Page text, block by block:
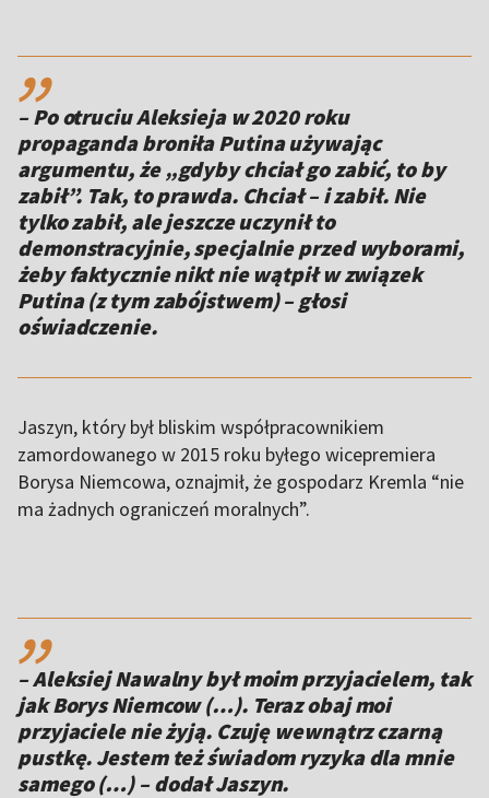
,,
– Po otruciu Aleksieja w 2020 roku
propaganda broniła Putina używając
argumentu, że „gdyby chciał go zabić, to by
zabił”. Tak, to prawda. Chciał – i zabił. Nie
tylko zabił, ale jeszcze uczynił to
demonstracyjnie, specjalnie przed wyborami,
żeby faktycznie nikt nie wątpił w związek
Putina (z tym zabójstwem) – głosi
oświadczenie.
Jaszyn, który był bliskim współpracownikiem
zamordowanego w 2015 roku byłego wicepremiera
Borysa Niemcowa, oznajmił, że gospodarz Kremla “nie
ma żadnych ograniczeń moralnych”.
,,
– Aleksiej Nawalny był moim przyjacielem, tak
jak Borys Niemcow (…). Teraz obaj moi
przyjaciele nie żyją. Czuję wewnątrz czarną
pustkę. Jestem też świadom ryzyka dla mnie
samego (…) – dodał Jaszyn.